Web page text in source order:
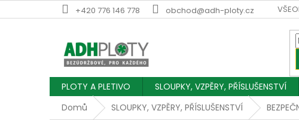
na
+420 776 146 778 obchod@adh-ploty.cz
PLOTY A PLETIVO SLOUPKY, VZPĚRY, PŘÍSLUŠENSTVÍ
Domů
SLOUPKY, VZPĚRY, PŘÍSLUŠENSTVÍ